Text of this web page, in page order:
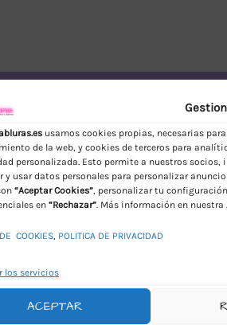
usamos cookies propias, necesarias
de la web, y cookies de terceros para
personalizada. Esto permite a nuestros socios,
y usar datos personales para personalizar
“Aceptar Cookies”, personalizar tu
en “Rechazar”. Más información en nuestra .
COOKIES, POLITICA DE PRIVACIDAD
los servicios
ACEPTAR
con Envío Discreto en